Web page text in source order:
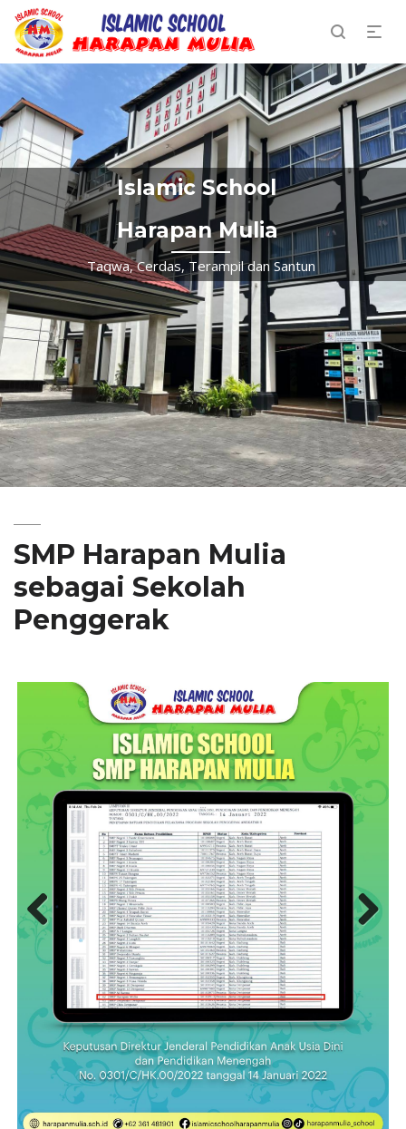
SMP Harapan Mulia
sebagai Sekolah
Penggerak
Previous Next